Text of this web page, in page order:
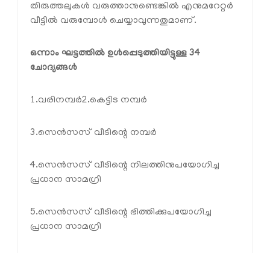
തിരുത്തലുകൾ വരുത്താനുണ്ടെങ്കിൽ എനുമറേറ്റർ
വീട്ടിൽ വരുമ്പോൾ ചെയ്യാവുന്നതുമാണ്.
ഒന്നാം ഘട്ടത്തിൽ ഉൾപ്പെടുത്തിയിട്ടുള്ള 34
ചോദ്യങ്ങൾ
1.വരിനമ്പർ2.കെട്ടിട നമ്പർ
3.സെൻസസ് വീടിന്റെ നമ്പർ
4.സെൻസസ് വീടിന്റെ നിലത്തിനുപയോഗിച്ച
പ്രധാന സാമഗ്രി
5.സെൻസസ് വീടിന്റെ ഭിത്തിക്കുപയോഗിച്ച
പ്രധാന സാമഗ്രി